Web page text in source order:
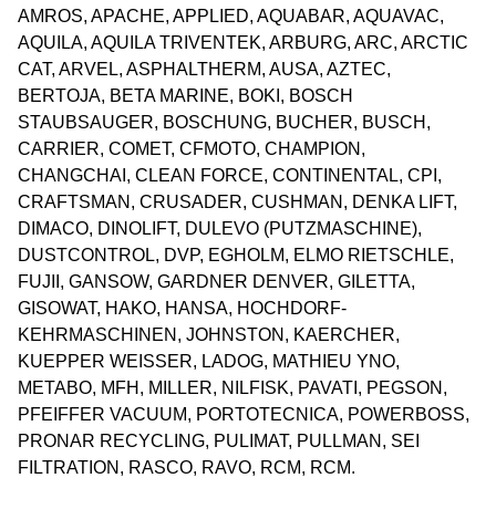
AMROS, APACHE, APPLIED, AQUABAR, AQUAVAC,
AQUILA, AQUILA TRIVENTEK, ARBURG, ARC, ARCTIC
CAT, ARVEL, ASPHALTHERM, AUSA, AZTEC,
BERTOJA, BETA MARINE, BOKI, BOSCH
STAUBSAUGER, BOSCHUNG, BUCHER, BUSCH,
CARRIER, COMET, CFMOTO, CHAMPION,
CHANGCHAI, CLEAN FORCE, CONTINENTAL, CPI,
CRAFTSMAN, CRUSADER, CUSHMAN, DENKA LIFT,
DIMACO, DINOLIFT, DULEVO (PUTZMASCHINE),
DUSTCONTROL, DVP, EGHOLM, ELMO RIETSCHLE,
FUJII, GANSOW, GARDNER DENVER, GILETTA,
GISOWAT, HAKO, HANSA, HOCHDORF-
KEHRMASCHINEN, JOHNSTON, KAERCHER,
KUEPPER WEISSER, LADOG, MATHIEU YNO,
METABO, MFH, MILLER, NILFISK, PAVATI, PEGSON,
PFEIFFER VACUUM, PORTOTECNICA, POWERBOSS,
PRONAR RECYCLING, PULIMAT, PULLMAN, SEI
FILTRATION, RASCO, RAVO, RCM, RCM.